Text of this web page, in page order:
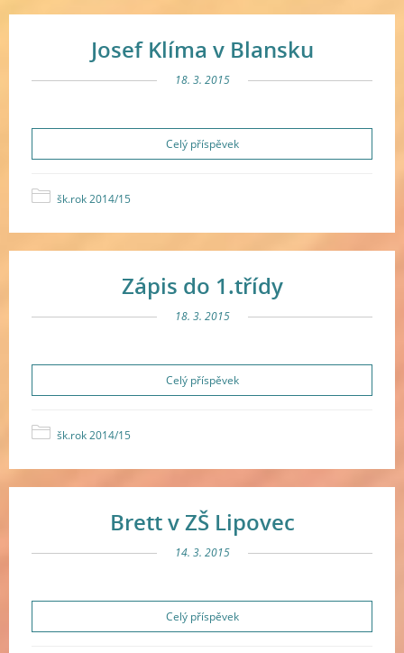
Josef Klíma v Blansku
18. 3. 2015
Celý příspěvek
šk.rok 2014/15
Zápis do 1.třídy
18. 3. 2015
Celý příspěvek
šk.rok 2014/15
Brett v ZŠ Lipovec
14. 3. 2015
Celý příspěvek